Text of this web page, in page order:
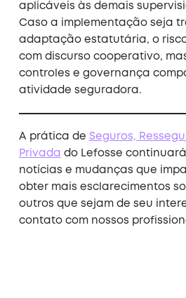
aplicáveis às demais
Caso a implementação seja
adaptação estatutária, o
com discurso cooperativo,
controles e governança
atividade seguradora.
A prática de Seguros,
Privada do Lefosse
notícias e mudanças que
obter mais esclarecimentos
outros que sejam de seu
contato com nossos